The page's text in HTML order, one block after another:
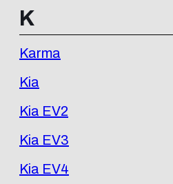
K
Karma
Kia
Kia EV2
Kia EV3
Kia EV4